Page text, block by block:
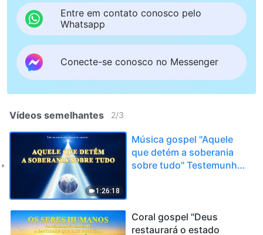
Entre em contato conosco pelo
Whatsapp
Conecte-se conosco no Messenger
Vídeos semelhantes 2/3
1:26:18
Música gospel "Aquele
que detém a soberania
sobre tudo" Testemunho
Coral gospel "Deus
restaurará o estado